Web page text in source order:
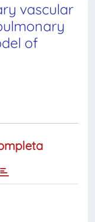
vascular
of